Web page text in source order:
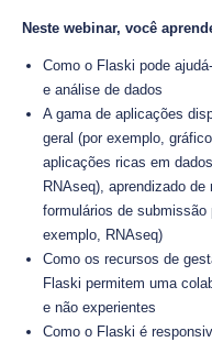
Neste webinar, você
Como o Flaski pode
e análise de dados
A gama de aplicações
geral (por exemplo,
aplicações ricas em
RNAseq), aprendizado
formulários de submissão
exemplo, RNAseq)
Como os recursos de
Flaski permitem uma
e não experientes
Como o Flaski é